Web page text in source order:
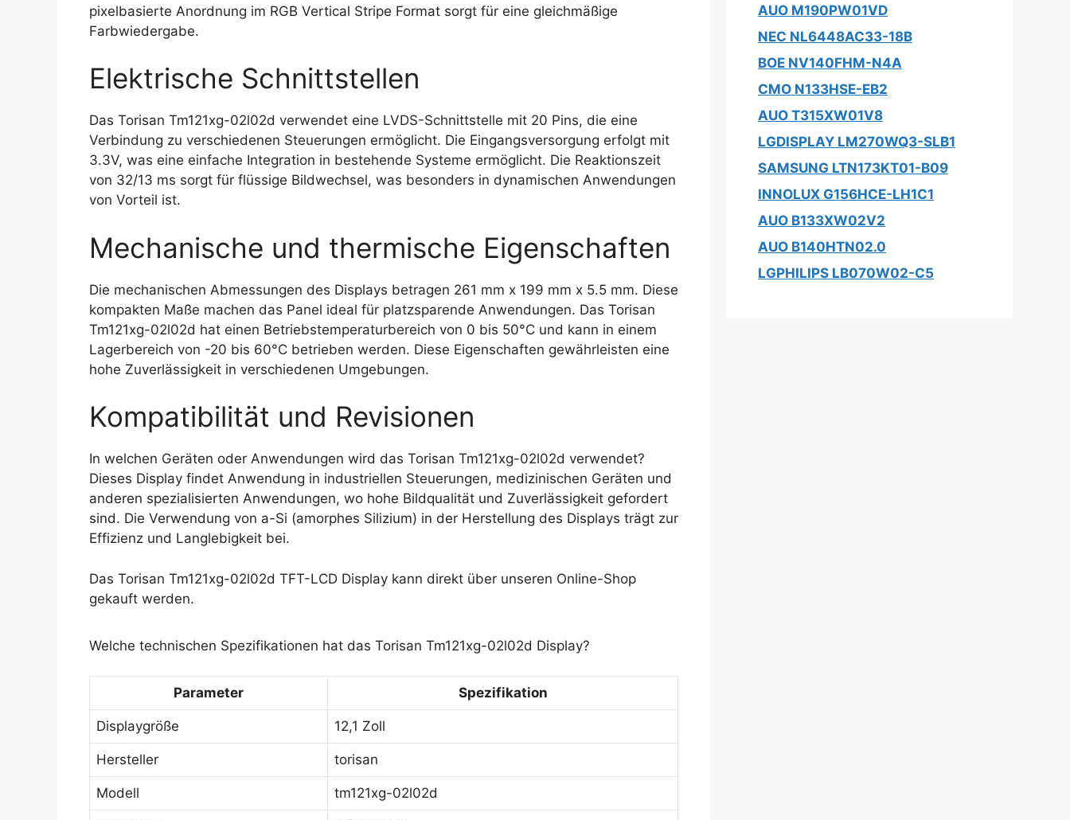
pixelbasierte Anordnung im RGB Vertical Stripe Format sorgt für eine gleichmäßige
Farbwiedergabe.
Elektrische Schnittstellen
Das Torisan Tm121xg-02l02d verwendet eine LVDS-Schnittstelle mit 20 Pins, die eine
Verbindung zu verschiedenen Steuerungen ermöglicht. Die Eingangsversorgung erfolgt mit
3.3V, was eine einfache Integration in bestehende Systeme ermöglicht. Die Reaktionszeit
von 32/13 ms sorgt für flüssige Bildwechsel, was besonders in dynamischen Anwendungen
von Vorteil ist.
Mechanische und thermische Eigenschaften
Die mechanischen Abmessungen des Displays betragen 261 mm x 199 mm x 5.5 mm. Diese
kompakten Maße machen das Panel ideal für platzsparende Anwendungen. Das Torisan
Tm121xg-02l02d hat einen Betriebstemperaturbereich von 0 bis 50°C und kann in einem
Lagerbereich von -20 bis 60°C betrieben werden. Diese Eigenschaften gewährleisten eine
hohe Zuverlässigkeit in verschiedenen Umgebungen.
Kompatibilität und Revisionen
In welchen Geräten oder Anwendungen wird das Torisan Tm121xg-02l02d verwendet?
Dieses Display findet Anwendung in industriellen Steuerungen, medizinischen Geräten und
anderen spezialisierten Anwendungen, wo hohe Bildqualität und Zuverlässigkeit gefordert
sind. Die Verwendung von a-Si (amorphes Silizium) in der Herstellung des Displays trägt zur
Effizienz und Langlebigkeit bei.
Das Torisan Tm121xg-02l02d TFT-LCD Display kann direkt über unseren Online-Shop
gekauft werden.
Welche technischen Spezifikationen hat das Torisan Tm121xg-02l02d Display?
Parameter Spezifikation
Displaygröße 12,1 Zoll
Hersteller torisan
Modell tm121xg-02l02d
AUO M190PW01VD
NEC NL6448AC33-18B
BOE NV140FHM-N4A
CMO N133HSE-EB2
AUO T315XW01V8
LGDISPLAY LM270WQ3-SLB1
SAMSUNG LTN173KT01-B09
INNOLUX G156HCE-LH1C1
AUO B133XW02V2
AUO B140HTN02.0
LGPHILIPS LB070W02-C5